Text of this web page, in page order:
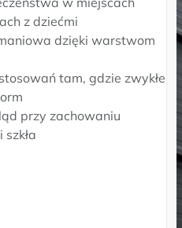
z dziećmi
dzięki warstwom
tam, gdzie zwykłe
przy zachowaniu